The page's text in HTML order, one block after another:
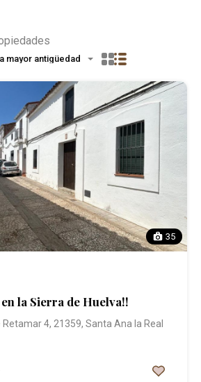
mayor antigüedad
35
la Sierra de Huelva!!
Retamar 4, 21359, Santa Ana la Real